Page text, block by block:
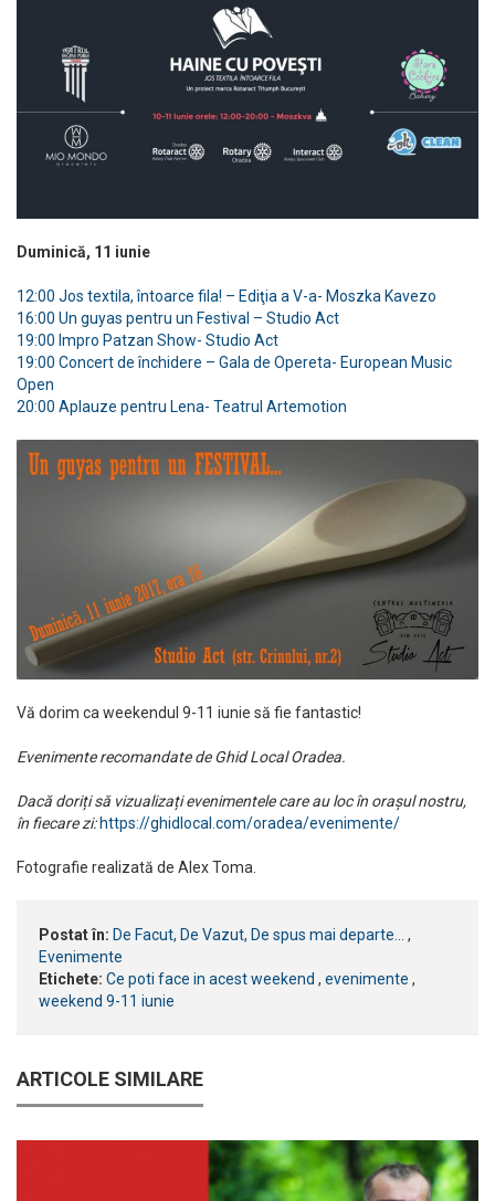
Duminică, 11 iunie
12:00 Jos textila, întoarce fila! – Ediţia a V-a- Moszka Kavezo
16:00 Un guyas pentru un Festival – Studio Act
19:00 Impro Patzan Show- Studio Act
19:00 Concert de închidere – Gala de Opereta- European Music
Open
20:00 Aplauze pentru Lena- Teatrul Artemotion
Vă dorim ca weekendul 9-11 iunie să fie fantastic!
Evenimente recomandate de Ghid Local Oradea.
Dacă doriți să vizualizați evenimentele care au loc în orașul nostru,
în fiecare zi: https://ghidlocal.com/oradea/evenimente/
Fotografie realizată de Alex Toma.
Postat în: De Facut, De Vazut, De spus mai departe... ,
Evenimente
Etichete: Ce poti face in acest weekend , evenimente ,
weekend 9-11 iunie
ARTICOLE SIMILARE